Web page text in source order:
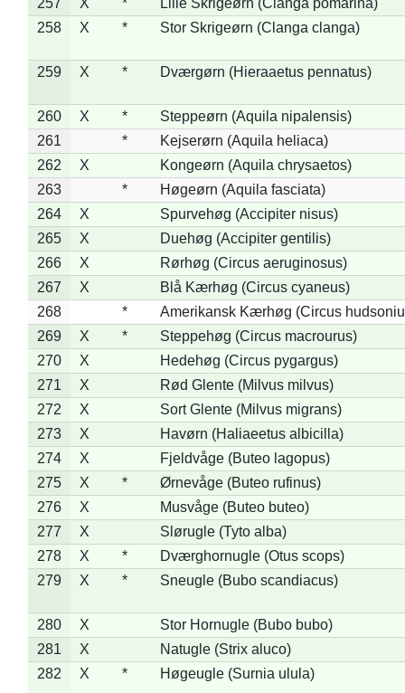
258
X * Stor Skrigeørn (Clanga clanga)
259 X * Dværgørn (Hieraaetus pennatus)
260 X *
Steppeørn (Aquila nipalensis)
261
*
Kejserørn (Aquila heliaca)
262
X
Kongeørn (Aquila chrysaetos)
263
*
Høgeørn (Aquila fasciata)
264
X
Spurvehøg (Accipiter nisus)
265
X
Duehøg (Accipiter gentilis)
266
X
Rørhøg (Circus aeruginosus)
267
X
Blå Kærhøg (Circus cyaneus)
268
*
Amerikansk Kærhøg (Circus
269
X *
Steppehøg (Circus macrourus)
270
X
Hedehøg (Circus pygargus)
271
X
Rød Glente (Milvus milvus)
272
X
Sort Glente (Milvus migrans)
273
X
Havørn (Haliaeetus albicilla)
274
X
Fjeldvåge (Buteo lagopus)
275
X *
Ørnevåge (Buteo rufinus)
276
X
Musvåge (Buteo buteo)
277
X
Slørugle (Tyto alba)
278
X *
Dværghornugle (Otus scops)
279
X * Sneugle (Bubo scandiacus)
280 X
Stor Hornugle (Bubo bubo)
281
X
Natugle (Strix aluco)
282
X * Høgeugle (Surnia ulula)